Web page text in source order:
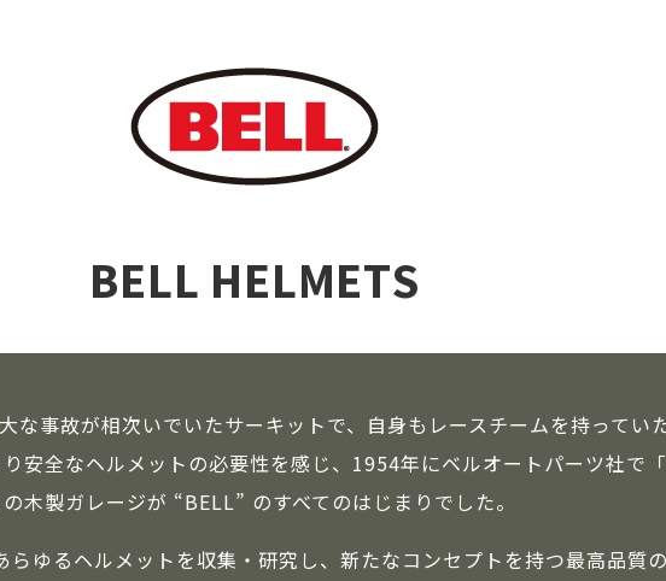
BELL HELMETS
な事故が相次いでいたサーキットで、自身もレースチームを持ってい
安全なヘルメットの必要性を感じ、1954年にベルオートパーツ社で
木製ガレージが “BELL” のすべてのはじまりでした。
ゆるヘルメットを収集・研究し、新たなコンセプトを持つ最高品質